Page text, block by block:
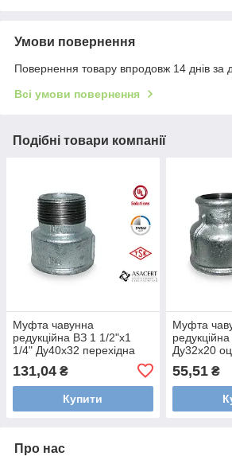
Умови повернення
Повернення товару впродовж 14 днів за
Всі умови повернення
Подібні товари компанії
Муфта чавунна
редукційна ВЗ 1 1/2"х1
1/4" Ду40х32 перехідна
131,04 ₴
Купити
Муфта
Ду32х20
55,51₴
Про нас